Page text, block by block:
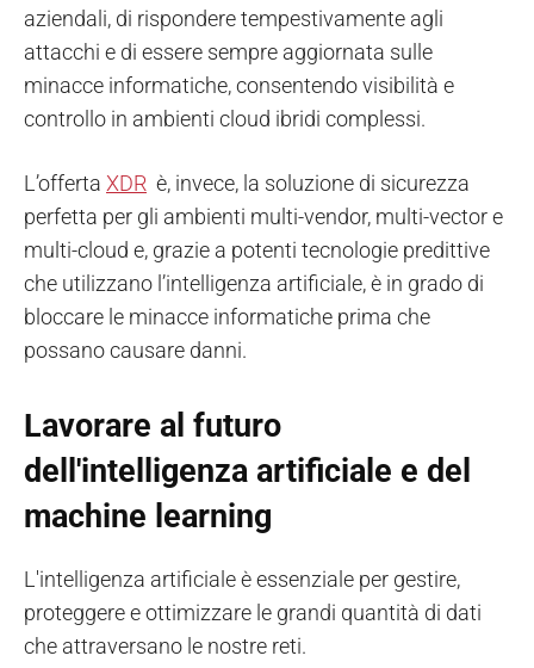
aziendali, di rispondere tempestivamente agli
attacchi e di essere sempre aggiornata sulle
minacce informatiche, consentendo visibilità e
controllo in ambienti cloud ibridi complessi.
L’offerta XDR è, invece, la soluzione di sicurezza
perfetta per gli ambienti multi-vendor, multi-vector e
multi-cloud e, grazie a potenti tecnologie predittive
che utilizzano l’intelligenza artificiale, è in grado di
bloccare le minacce informatiche prima che
possano causare danni.
Lavorare al futuro
dell'intelligenza artificiale e del
machine learning
L'intelligenza artificiale è essenziale per gestire,
proteggere e ottimizzare le grandi quantità di dati
che attraversano le nostre reti.